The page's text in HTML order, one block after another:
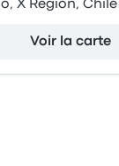
X Región, Chile
Voir la carte